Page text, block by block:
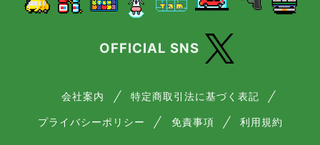
OFFICIAL SNS
会社案内 特定商取引法に基づく表記
プライバシーポリシー 免責事項 利用規約